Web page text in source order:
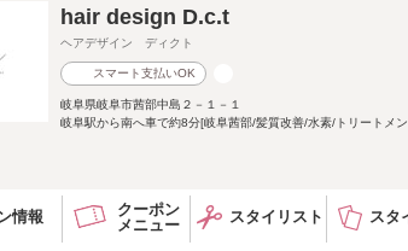
hair design D.c.t
ヘアデザイン ディクト
スマート支払いOK
岐阜県岐阜市茜部中島２－１－１
岐阜駅から南へ車で約8分[岐阜茜部/髪質改善/水素/トリートメ
情報
クーポン
メニュー
スタイリスト スタ